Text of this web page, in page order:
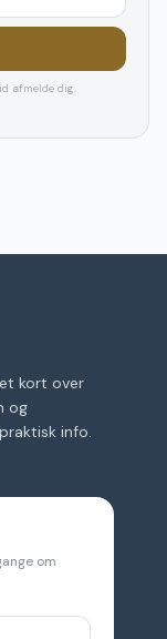
afmelde dig.
kort over
og
info.
om